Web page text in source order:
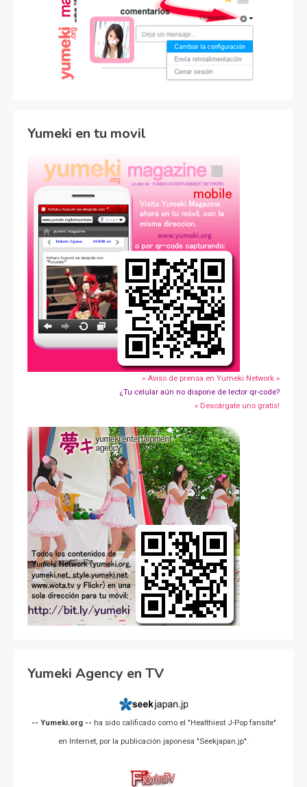
Yumeki en tu movil
» Aviso de prensa en Yumeki Network »
¿Tu celular aún no dispone de lector qr-code?
» Descárgate uno gratis!
Yumeki Agency en TV
-- Yumeki.org -- ha sido calificado como el "Healthiest J-Pop fansite"
en Internet, por la publicación japonesa "Seekjapan.jp".